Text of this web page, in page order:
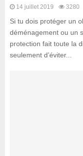
14 juillet 2019 3280
Si tu dois protéger un
déménagement ou un
protection fait toute la
seulement d’éviter...